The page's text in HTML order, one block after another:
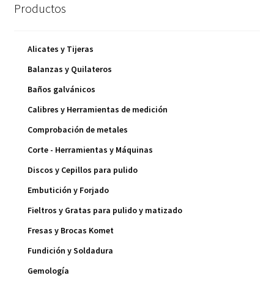
Productos
Alicates y Tijeras
Balanzas y Quilateros
Baños galvánicos
Calibres y Herramientas de medición
Comprobación de metales
Corte - Herramientas y Máquinas
Discos y Cepillos para pulido
Embutición y Forjado
Fieltros y Gratas para pulido y matizado
Fresas y Brocas Komet
Fundición y Soldadura
Gemología